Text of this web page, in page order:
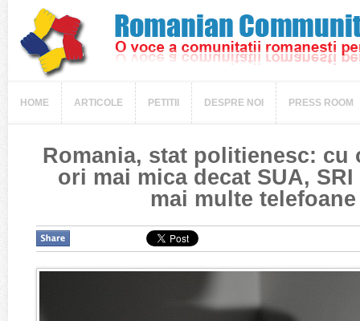
HOME ARTICOLE PETITII DESPRE NOI PRESS ROOM
Romania, stat politienesc: cu
ori mai mica decat SUA,
mai multe